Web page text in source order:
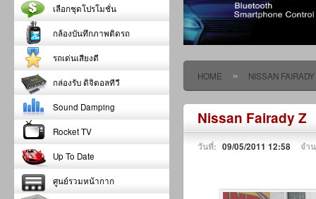
HOME » NISSAN
Nissan Fairady Z
วันที่: 09/05/2011 12:58 จำ
เลือกชุดโปรโมชั่น
กล้องบันทึกภาพติดรถ
รถเด่นเสียงดี
กล่องรับ ดิจิตอลทีวี
Sound Damping
Rocket TV
Up To Date
ศูนย์รวมหน้ากาก